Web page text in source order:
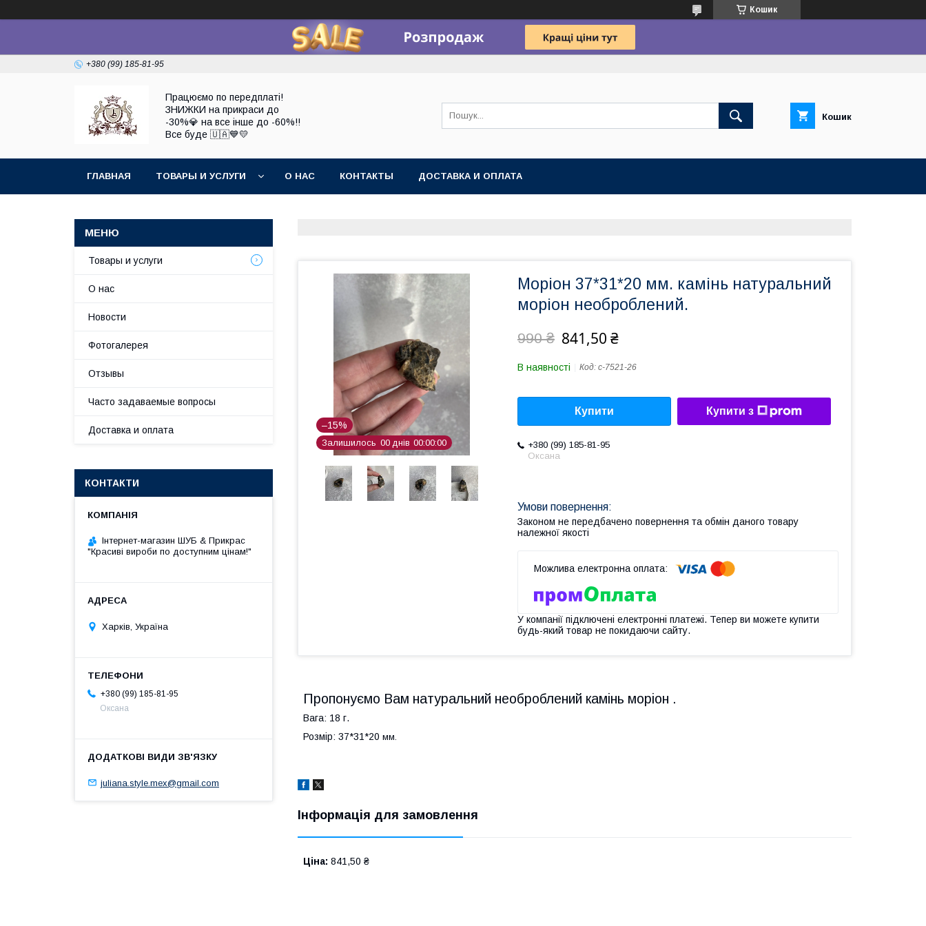
Кошик
+380 (99) 185-81-95
Працюємо по передплаті!
ЗНИЖКИ на прикраси до
-30%💎 на все інше до -60%!!
Все буде 🇺🇦💙💛
Кошик
ГЛАВНАЯ ТОВАРЫ И УСЛУГИ О НАС КОНТАКТЫ ДОСТАВКА И ОПЛАТА
–15%
Залишилось 00 днів 00 00 00
Моріон 37*31*20 мм. камінь натуральний
моріон необроблений.
990 ₴ 841,50 ₴
В наявності Код: с-7521-26
Купити Купити з
+380 (99) 185-81-95
Оксана
Законом не передбачено повернення та обмін даного товару
належної якості
У компанії підключені електронні платежі. Тепер ви можете купити
будь-який товар не покидаючи сайту.
Пропонуємо Вам натуральний необроблений камінь моріон .
Вага: 18 г.
Розмір: 37*31*20 мм.
Інформація для замовлення
Ціна: 841,50 ₴
Товары и услуги
О нас
Новости
Фотогалерея
Отзывы
Часто задаваемые вопросы
Доставка и оплата
КОНТАКТИ
Інтернет-магазин ШУБ & Прикрас
"Красиві вироби по доступним цінам!"
Харків, Україна
+380 (99) 185-81-95
Оксана
juliana.style.mex@gmail.com